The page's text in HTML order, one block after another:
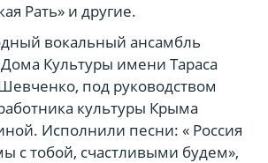
Рать» и другие.
вокальный ансамбль
Дома Культуры имени Тараса
под руководством
культуры Крыма
Исполнили песни: « Россия
с тобой, счастливыми будем»,